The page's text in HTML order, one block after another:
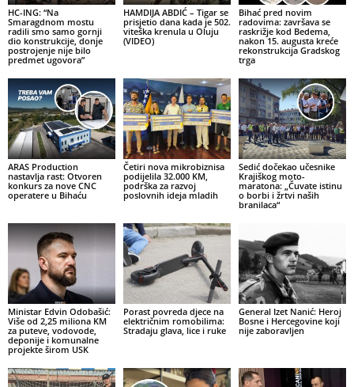
HC-ING: “Na
Smaragdnom mostu
radili smo samo gornji
dio konstrukcije, donje
postrojenje nije bilo
predmet ugovora”
HAMDIJA ABDIĆ – Tigar se
prisjetio dana kada je 502.
viteška krenula u Oluju
(VIDEO)
Bihać pred novim
radovima: završava se
raskrižje kod Bedema,
nakon 15. augusta kreće
rekonstrukcija Gradskog
trga
ARAS Production
nastavlja rast: Otvoren
konkurs za nove CNC
operatere u Bihaću
Četiri nova mikrobiznisa
podijelila 32.000 KM,
podrška za razvoj
poslovnih ideja mladih
Sedić dočekao učesnike
Krajiškog moto-
maratona: „Čuvate istinu
o borbi i žrtvi naših
branilaca“
Ministar Edvin Odobašić:
Više od 2,25 miliona KM
za puteve, vodovode,
deponije i komunalne
projekte širom USK
Porast povreda djece na
električnim romobilima:
Stradaju glava, lice i ruke
General Izet Nanić: Heroj
Bosne i Hercegovine koji
nije zaboravljen